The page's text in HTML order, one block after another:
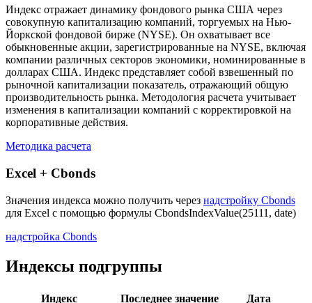
Индекс отражает динамику фондового рынка США через
совокупную капитализацию компаний, торгуемых на Нью-
Йоркской фондовой бирже (NYSE). Он охватывает все
обыкновенные акции, зарегистрированные на NYSE, включая
компании различных секторов экономики, номинированные в
долларах США. Индекс представляет собой взвешенный по
рыночной капитализации показатель, отражающий общую
производительность рынка. Методология расчета учитывает
изменения в капитализации компаний с корректировкой на
корпоративные действия.
Методика расчета
Excel + Cbonds
Значения индекса можно получить через надстройку Cbonds
для Excel с помощью формулы CbondsIndexValue(25111, date)
надстройка Cbonds
Индексы подгруппы
Индекс Последнее значение Дата